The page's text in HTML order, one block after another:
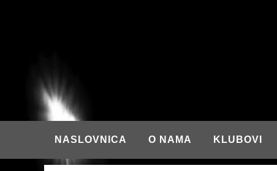
NASLOVNICA O NAMA KLUBOVI